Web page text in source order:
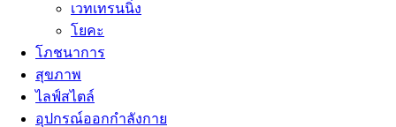
เวทเทรนนิ่ง
โยคะ
โภชนาการ
สุขภาพ
ไลฟ์สไตล์
อุปกรณ์ออกกำลังกาย